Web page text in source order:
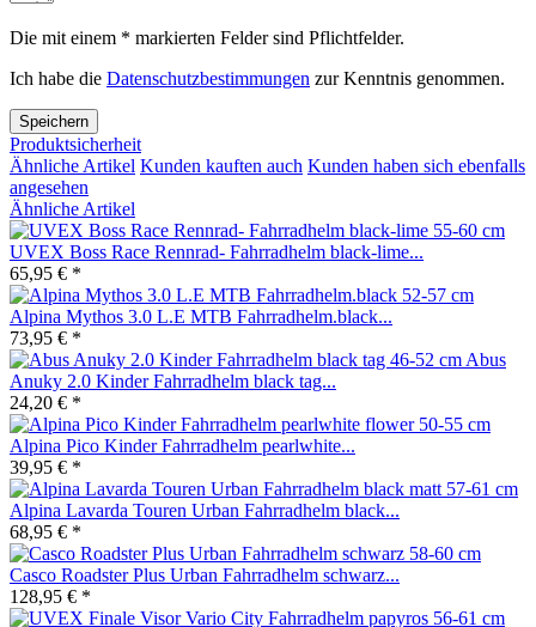
Die mit einem * markierten Felder sind Pflichtfelder.
Ich habe die Datenschutzbestimmungen zur Kenntnis genommen.
Speichern
Produktsicherheit
Ähnliche Artikel Kunden kauften auch Kunden haben sich ebenfalls
angesehen
Ähnliche Artikel
UVEX Boss Race Rennrad- Fahrradhelm black-lime...
65,95 € *
Alpina Mythos 3.0 L.E MTB Fahrradhelm.black...
73,95 € *
Abus
Anuky 2.0 Kinder Fahrradhelm black tag...
24,20 € *
Alpina Pico Kinder Fahrradhelm pearlwhite...
39,95 € *
Alpina Lavarda Touren Urban Fahrradhelm black...
68,95 € *
Casco Roadster Plus Urban Fahrradhelm schwarz...
128,95 € *